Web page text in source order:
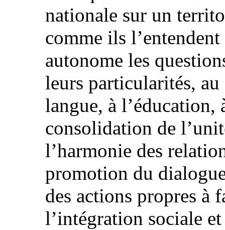
nationale sur un
comme ils
autonome les
leurs particularités,
langue, à
consolidation de
l’harmonie des
promotion du
des actions propres à
l’intégration sociale